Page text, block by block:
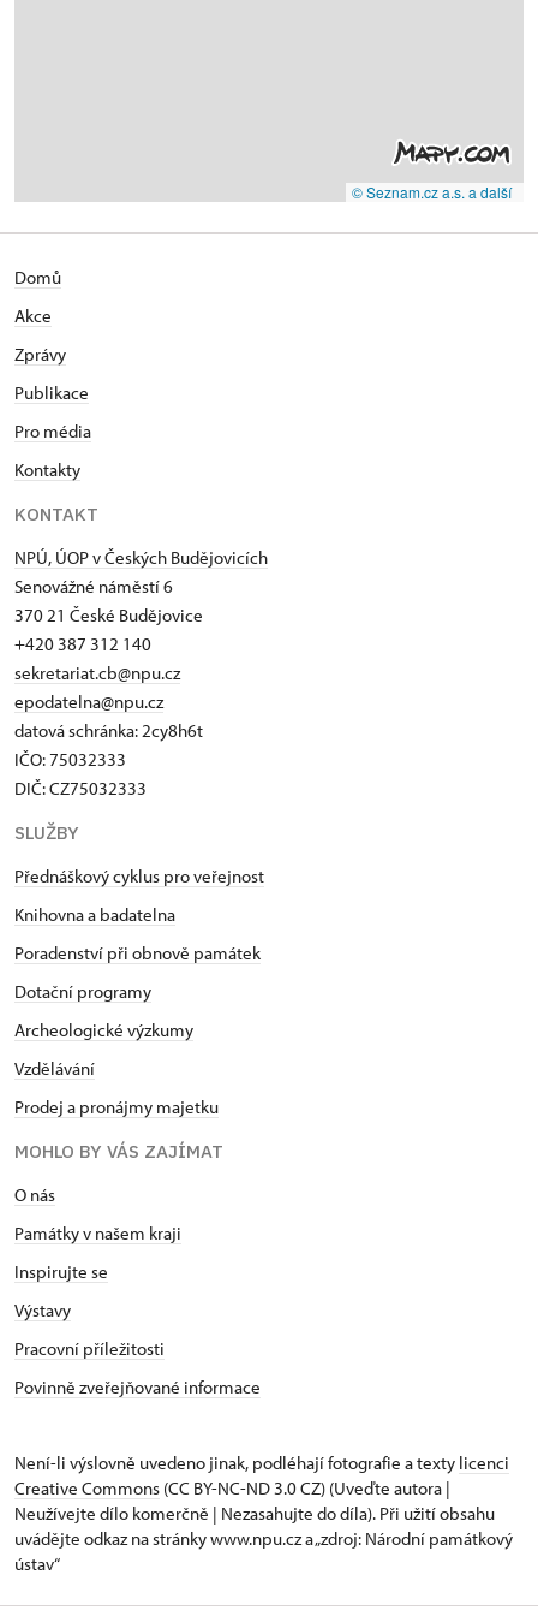
© Seznam.cz a.s. a další
Domů
Akce
Zprávy
Publikace
Pro média
Kontakty
KONTAKT
NPÚ, ÚOP v Českých Budějovicích
Senovážné náměstí 6
370 21 České Budějovice
+420 387 312 140
sekretariat.cb@npu.cz
epodatelna@npu.cz
datová schránka: 2cy8h6t​
IČO: 75032333
DIČ: CZ75032333
SLUŽBY
Přednáškový cyklus pro veřejnost
Knihovna a badatelna
Poradenství při obnově památek
Dotační programy
Archeologické výzkumy
Vzdělávání
Prodej a pronájmy majetku
MOHLO BY VÁS ZAJÍMAT
O nás
Památky v našem kraji
Inspirujte se
Výstavy
Pracovní příležitosti
Povinně zveřejňované informace
Není-li výslovně uvedeno jinak, podléhají fotografie a texty licenci
Creative Commons (CC BY-NC-ND 3.0 CZ) (Uveďte autora |
Neužívejte dílo komerčně | Nezasahujte do díla). Při užití obsahu
uvádějte odkaz na stránky www.npu.cz a „zdroj: Národní památkový
ústav“